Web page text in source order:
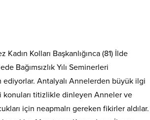
Kolları Başkanlığınca (81) İlde
Bağımsızlık Yılı Seminerleri
Antalyalı Annelerden büyük ilgi
titizlikle dinleyen Anneler ve
için neapmalrı gereken fikirler aldılar.